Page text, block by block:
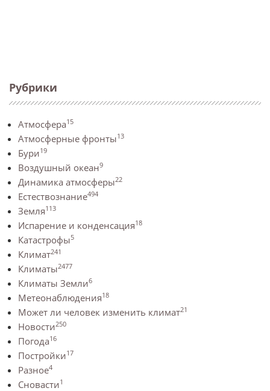
Рубрики
Атмосфера15
Атмосферные фронты13
Бури19
Воздушный океан9
Динамика атмосферы22
Естествознание494
Земля113
Испарение и конденсация18
Катастрофы5
Климат241
Климаты2477
Климаты Земли6
Метеонаблюдения18
Может ли человек изменить климат21
Новости250
Погода16
Постройки17
Разное4
Сновасти1